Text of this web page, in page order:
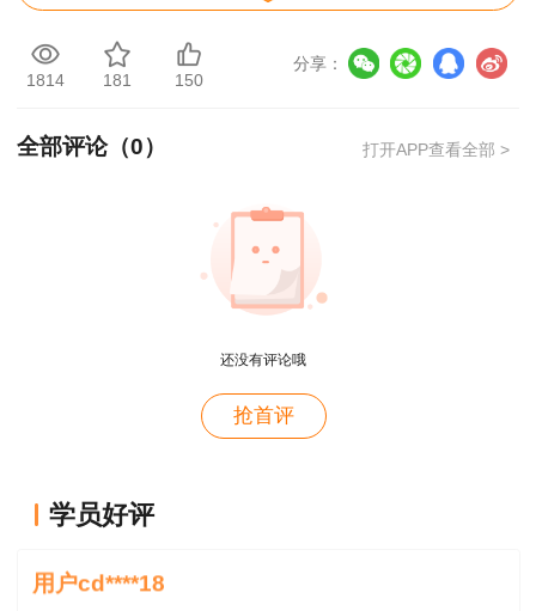
焦急等待，怕错过一级建造师成绩查询时间，
建设工程教育网一建成绩查询预约通道已开启，快
一级建造师考试成绩查询流程
成绩查询网站：中国人事考试网
1.进入中国人事考试网，点击左侧“成绩查询”
3.选择“一级建造师”点击查询，进行查分
一级建造师各科目合格标准为试卷满分的
1814 181 150
分享：
全部评论（0） 打开APP查看全部 >
还没有评论哦
抢首评
学员好评
老师讲的深入浅出，风趣幽默。编的记忆口诀也很助
用户zh****86
用户cd****18